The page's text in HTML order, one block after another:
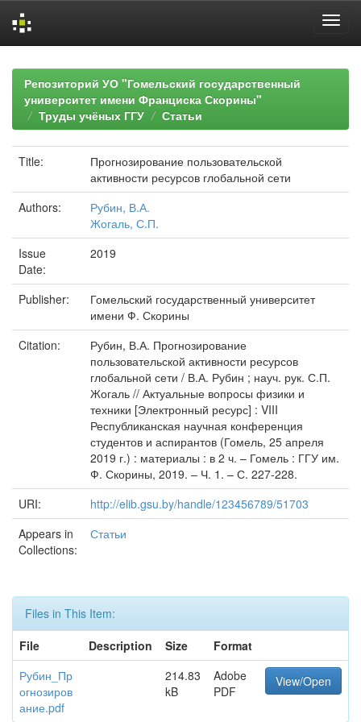
navigationРепозиторий УО "Гомельский государственный
университет имени Франциска Скорины"
Труды учёных ГГУ
Статьи
Title:
Прогнозирование пользовательской
активности ресурсов глобальной сети
Authors:
Рубин, В.А.
Жогаль, С.П.
Issue
Date:
2019
Publisher:
Гомельский государственный университет
имени Ф. Скорины
Citation:
Рубин, В.А. Прогнозирование
пользовательской активности ресурсов
глобальной сети / В.А. Рубин ; науч. рук. С.П.
Жогаль // Актуальные вопросы физики и
техники [Электронный ресурс] : VIII
Республиканская научная конференция
студентов и аспирантов (Гомель, 25 апреля
2019 г.) : материалы : в 2 ч. – Гомель : ГГУ им.
Ф. Скорины, 2019. – Ч. 1. – С. 227-228.
URI:
http://elib.gsu.by/handle/123456789/51703
Appears in
Collections:
Статьи
Files in This Item:
File
Description Size
Format
Рубин_Пр
огнозиров
ание.pdf
214.83
kB
Adobe
PDF
View/Open